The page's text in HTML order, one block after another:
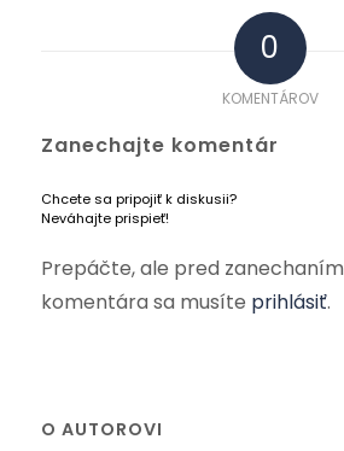
0
KOMENTÁROV
Zanechajte komentár
Chcete sa pripojiť k diskusii?
Neváhajte prispieť!
Prepáčte, ale pred zanechaním
komentára sa musíte prihlásiť.
O AUTOROVI